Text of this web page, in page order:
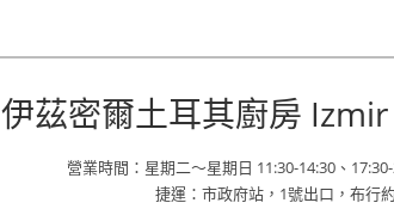
伊茲密爾土耳其廚房
營業時間：星期二～星期日 11:30-14:30、
捷運：市政府站，1號出口，布行